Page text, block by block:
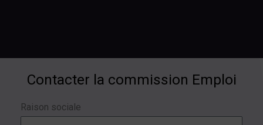
Contacter la commission Emploi
Raison sociale